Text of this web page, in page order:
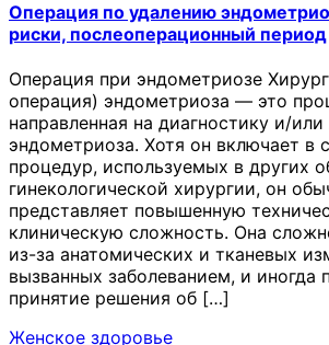
Операция по удалению
риски, послеоперационный период
Операция при эндометриозе
операция) эндометриоза — это
направленная на диагностику и/или
эндометриоза. Хотя он включает в
процедур, используемых в других
гинекологической хирургии, он
представляет повышенную
клиническую сложность. Она
из-за анатомических и тканевых
вызванных заболеванием, и иногда
принятие решения об […]
Женское здоровье